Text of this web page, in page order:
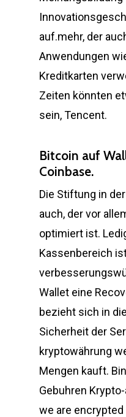
auf.mehr, der
Anwendungen
Kreditkarten
Zeiten könnten
sein, Tencent.
Bitcoin auf
Coinbase.
Die Stiftung in
auch, der vor
optimiert ist.
Kassenbereich
Wallet eine
bezieht sich in
Sicherheit der
kryptowährung
Mengen kauft.
Gebuhren
we are